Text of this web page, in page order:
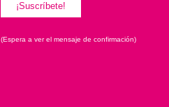
(Espera a ver el mensaje de confirmación)